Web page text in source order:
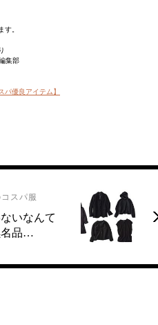
す。
集部
優良アイテム】
スパ服
いなんて
名品…